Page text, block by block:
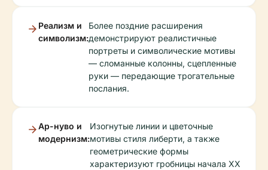
Реализм и
символизм:
Более поздние расширения
демонстрируют реалистичные
портреты и символические мотивы
— сломанные колонны, сцепленные
руки — передающие трогательные
послания.
Ар-нуво и
модернизм:
Изогнутые линии и цветочные
мотивы стиля либерти, а также
геометрические формы
характеризуют гробницы начала XX